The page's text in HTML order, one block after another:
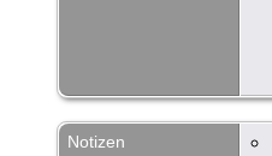
Notizen